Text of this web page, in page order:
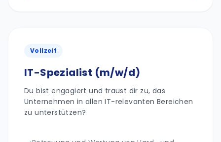
Vollzeit
IT-Spezialist (m/w/d)
Du bist engagiert und traust dir zu, das
Unternehmen in allen IT-relevanten Bereichen
zu unterstützen?